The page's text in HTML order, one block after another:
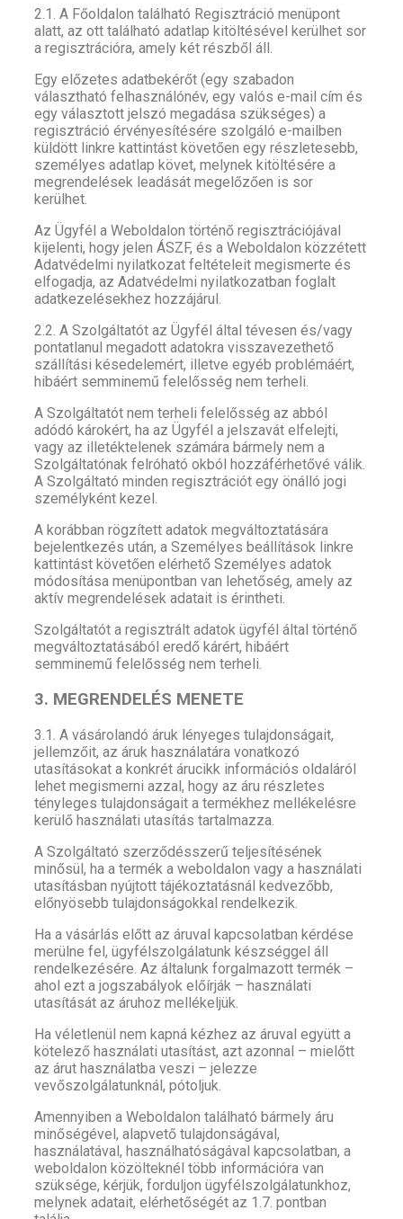
2.1. A Főoldalon található Regisztráció menüpont
alatt, az ott található adatlap kitöltésével kerülhet sor
a regisztrációra, amely két részből áll.
Egy előzetes adatbekérőt (egy szabadon
választható felhasználónév, egy valós e-mail cím és
egy választott jelszó megadása szükséges) a
regisztráció érvényesítésére szolgáló e-mailben
küldött linkre kattintást követően egy részletesebb,
személyes adatlap követ, melynek kitöltésére a
megrendelések leadását megelőzően is sor
kerülhet.
Az Ügyfél a Weboldalon történő regisztrációjával
kijelenti, hogy jelen ÁSZF, és a Weboldalon közzétett
Adatvédelmi nyilatkozat feltételeit megismerte és
elfogadja, az Adatvédelmi nyilatkozatban foglalt
adatkezelésekhez hozzájárul.
2.2. A Szolgáltatót az Ügyfél által tévesen és/vagy
pontatlanul megadott adatokra visszavezethető
szállítási késedelemért, illetve egyéb problémáért,
hibáért semminemű felelősség nem terheli.
A Szolgáltatót nem terheli felelősség az abból
adódó károkért, ha az Ügyfél a jelszavát elfelejti,
vagy az illetéktelenek számára bármely nem a
Szolgáltatónak felróható okból hozzáférhetővé válik.
A Szolgáltató minden regisztrációt egy önálló jogi
személyként kezel.
A korábban rögzített adatok megváltoztatására
bejelentkezés után, a Személyes beállítások linkre
kattintást követően elérhető Személyes adatok
módosítása menüpontban van lehetőség, amely az
aktív megrendelések adatait is érintheti.
Szolgáltatót a regisztrált adatok ügyfél által történő
megváltoztatásából eredő kárért, hibáért
semminemű felelősség nem terheli.
3. MEGRENDELÉS MENETE
3.1. A vásárolandó áruk lényeges tulajdonságait,
jellemzőit, az áruk használatára vonatkozó
utasításokat a konkrét árucikk információs oldaláról
lehet megismerni azzal, hogy az áru részletes
tényleges tulajdonságait a termékhez mellékelésre
kerülő használati utasítás tartalmazza.
A Szolgáltató szerződésszerű teljesítésének
minősül, ha a termék a weboldalon vagy a használati
utasításban nyújtott tájékoztatásnál kedvezőbb,
előnyösebb tulajdonságokkal rendelkezik.
Ha a vásárlás előtt az áruval kapcsolatban kérdése
merülne fel, ügyfélszolgálatunk készséggel áll
rendelkezésére. Az általunk forgalmazott termék –
ahol ezt a jogszabályok előírják – használati
utasítását az áruhoz mellékeljük.
Ha véletlenül nem kapná kézhez az áruval együtt a
kötelező használati utasítást, azt azonnal – mielőtt
az árut használatba veszi – jelezze
vevőszolgálatunknál, pótoljuk.
Amennyiben a Weboldalon található bármely áru
minőségével, alapvető tulajdonságával,
használatával, használhatóságával kapcsolatban, a
weboldalon közölteknél több információra van
szüksége, kérjük, forduljon ügyfélszolgálatunkhoz,
melynek adatait, elérhetőségét az 1.7. pontban